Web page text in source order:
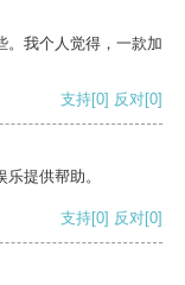
。我个人觉得，一款加
支持[0] 反对[0]
提供帮助。
支持[0] 反对[0]